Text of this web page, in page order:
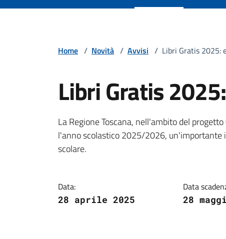
Home / Novità / Avvisi / Libri Gratis 2025:
Libri Gratis
Dettagli della
La Regione Toscana, nell'ambito del
l'anno scolastico 2025/2026, un'importante
scolare.
Data:
28 aprile 2025
Data
28